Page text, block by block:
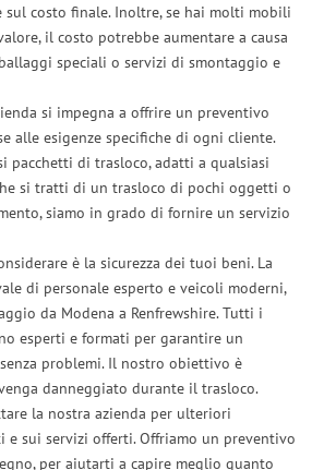
sul costo finale. Inoltre, se hai molti mobili
il costo potrebbe aumentare a causa
speciali o servizi di smontaggio e
si impegna a offrire un preventivo
alle esigenze specifiche di ogni cliente.
pacchetti di trasloco, adatti a qualsiasi
si tratti di un trasloco di pochi oggetti o
siamo in grado di fornire un servizio
è la sicurezza dei tuoi beni. La
di personale esperto e veicoli moderni,
da Modena a Renfrewshire. Tutti i
esperti e formati per garantire un
problemi. Il nostro obiettivo è
danneggiato durante il trasloco.
la nostra azienda per ulteriori
e sui servizi offerti. Offriamo un preventivo
per aiutarti a capire meglio quanto